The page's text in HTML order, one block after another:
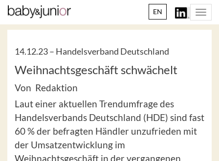
EN
14.12.23 – Handelsverband Deutschland
Weihnachtsgeschäft schwächelt
Von Redaktion
Laut einer aktuellen Trendumfrage des
Handelsverbands Deutschland (HDE) sind fast
60 % der befragten Händler unzufrieden mit
der Umsatzentwicklung im
Weihnachtsgeschäft in der vergangenen